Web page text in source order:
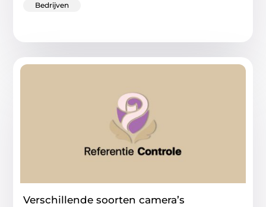
Bedrijven
Verschillende soorten camera’s